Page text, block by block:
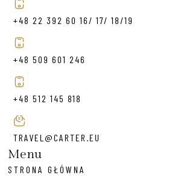
+48 22 392 60 16/ 17/ 18/19
+48 509 601 246
+48 512 145 818
TRAVEL@CARTER.EU
Menu
STRONA GŁÓWNA